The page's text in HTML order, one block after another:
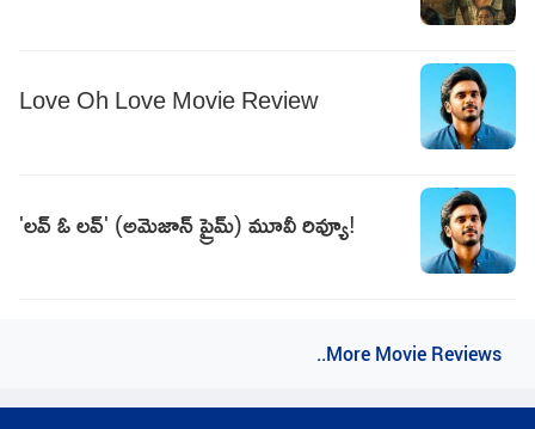
Love Oh Love Movie Review
'లవ్ ఓ లవ్' (అమెజాన్ ప్రైమ్) మూవీ రివ్యూ!
..More Movie Reviews